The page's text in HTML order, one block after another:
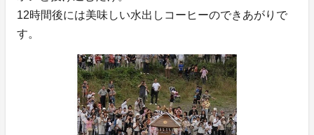
12時間後には美味しい水出しコーヒーのできあがりで
す。